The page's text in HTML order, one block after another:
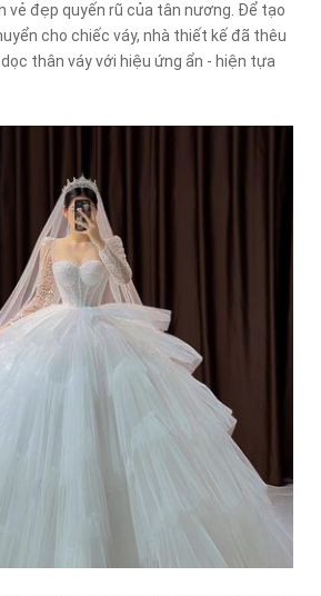
vẻ đẹp quyến rũ của tân nương. Để tạo
cho chiếc váy, nhà thiết kế đã thêu
thân váy với hiệu ứng ẩn - hiện tựa